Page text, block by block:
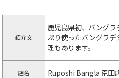
紹介文
鹿児島県初、バングラ
ぷり使ったバングラデ
理もあります。
店名 Ruposhi Bangla 荒田